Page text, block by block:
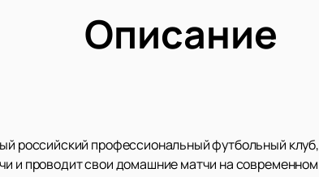
Описание
российский профессиональный футбольный
и проводит свои домашние матчи на